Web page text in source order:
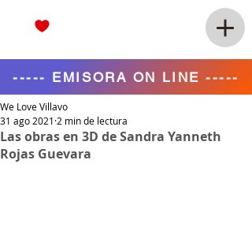
----- EMISORA ON LINE -----
Las obras en 3D de Sandra Yanneth
Rojas Guevara
We Love Villavo
31 ago 2021 2 min de lectura